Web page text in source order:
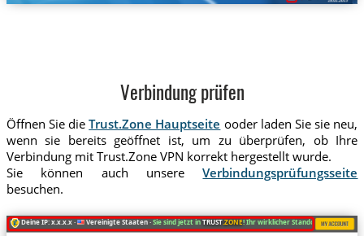
Verbindung prüfen
Öffnen Sie dieTrust.Zone Hauptseite ooder laden Sie sie neu,
wenn sie bereits geöffnet ist, um zu überprüfen, ob Ihre
Verbindung mit Trust.Zone VPN korrekt hergestellt wurde.
Sie können auch unsereVerbindungsprüfungsseite
besuchen.
Deine IP: x.x.x.x · Vereinigte Staaten ·Sie sind jetzt inTRUST.ZONE! Ihr wirklicher Standort ist